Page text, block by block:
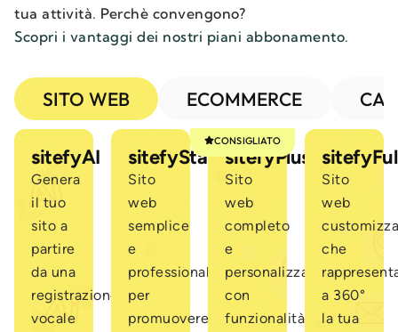
tua attività. Perchè convengono?
Scopri i vantaggi dei nostri piani abbonamento.
SITO WEB ECOMMERCE
sitefyAI
Genera
il tuo
sito a
partire
da una
registrazione
vocale
sitefyStart
Sito
web
semplice
e
professionale,
per
promuovere
CONSIGLIATO
sitefyPlus
Sito
web
completo
e
personalizzato,
con
funzionalità
Sito
web
che
a 360°
la tua